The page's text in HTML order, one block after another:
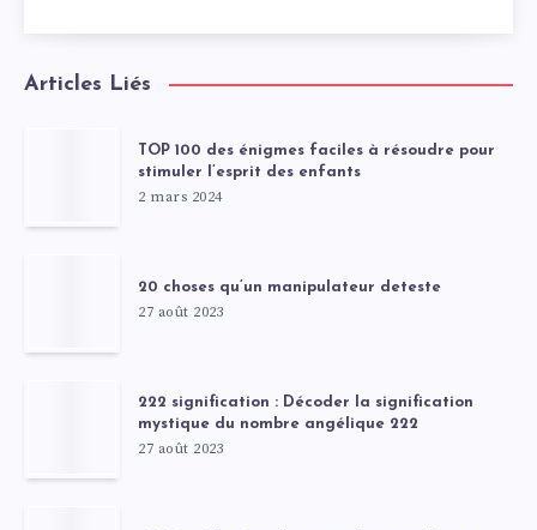
Articles Liés
TOP 100 des énigmes faciles à résoudre pour
stimuler l’esprit des enfants
2 mars 2024
20 choses qu’un manipulateur deteste
27 août 2023
222 signification : Décoder la signification
mystique du nombre angélique 222
27 août 2023